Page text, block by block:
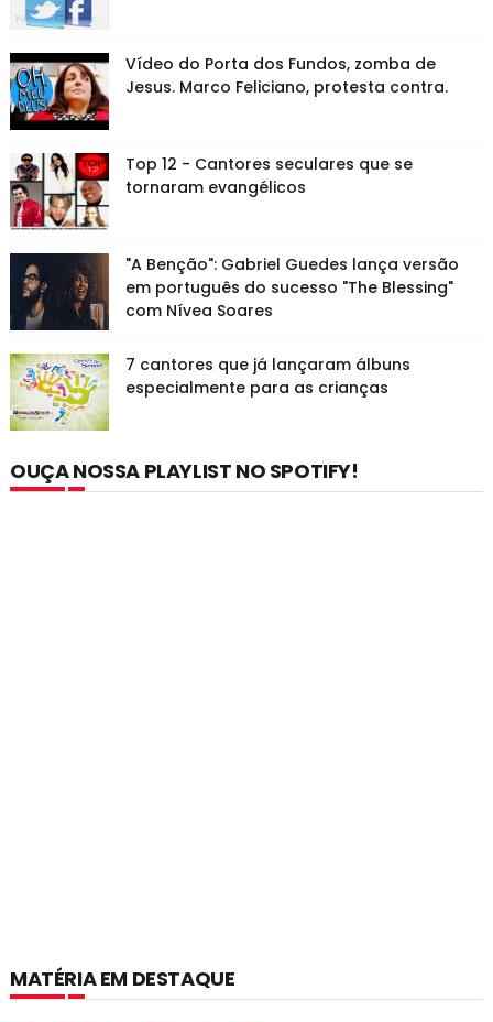
Vídeo do Porta dos Fundos, zomba de
Jesus. Marco Feliciano, protesta contra.
Top 12 - Cantores seculares que se
tornaram evangélicos
"A Benção": Gabriel Guedes lança versão
em português do sucesso "The Blessing"
com Nívea Soares
7 cantores que já lançaram álbuns
especialmente para as crianças
OUÇA NOSSA PLAYLIST NO SPOTIFY!
MATÉRIA EM DESTAQUE